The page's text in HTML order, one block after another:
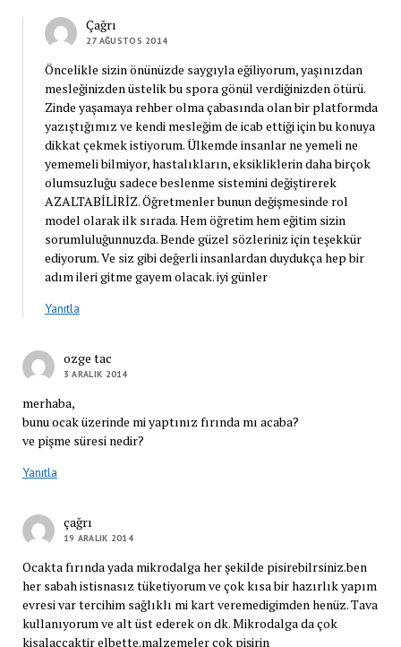
Çağrı
27 AĞUSTOS 2014
Öncelikle sizin önünüzde saygıyla eğiliyorum, yaşınızdan
mesleğinizden üstelik bu spora gönül verdiğinizden ötürü.
Zinde yaşamaya rehber olma çabasında olan bir platformda
yazıştığımız ve kendi mesleğim de icab ettiği için bu konuya
dikkat çekmek istiyorum. Ülkemde insanlar ne yemeli ne
yememeli bilmiyor, hastalıkların, eksikliklerin daha birçok
olumsuzluğu sadece beslenme sistemini değiştirerek
AZALTABİLİRİZ. Öğretmenler bunun değişmesinde rol
model olarak ilk sırada. Hem öğretim hem eğitim sizin
sorumluluğunnuzda. Bende güzel sözleriniz için teşekkür
ediyorum. Ve siz gibi değerli insanlardan duydukça hep bir
adım ileri gitme gayem olacak. iyi günler
Yanıtla
ozge tac
3 ARALIK 2014
merhaba,
bunu ocak üzerinde mi yaptınız fırında mı acaba?
ve pişme süresi nedir?
Yanıtla
çağrı
19 ARALIK 2014
Ocakta fırında yada mikrodalga her şekilde pisirebilrsiniz.ben
her sabah istisnasız tüketiyorum ve çok kısa bir hazırlık yapım
evresi var tercihim sağlıklı mi kart veremedigimden henüz. Tava
kullanıyorum ve alt üst ederek on dk. Mikrodalga da çok
kisalaccaktir elbette.malzemeler cok pişirin